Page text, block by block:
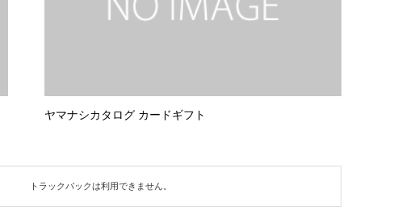
ヤマナシカタログ カードギフト
トラックバックは利用できません。